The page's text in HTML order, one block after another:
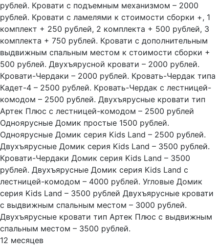
рублей. Кровати с подъемным механизмом – 2000
рублей. Кровати с ламелями к стоимости сборки +, 1
комплект + 250 рублей, 2 комплекта + 500 рублей, 3
комплекта + 750 рублей. Кровати с дополнительным
выдвижным спальным местом к стоимости сборки +
500 рублей. Двухъярусной кровати – 2000 рублей.
Кровати-Чердаки – 2000 рублей. Кровать-Чердак типа
Кадет-4 – 2500 рублей. Кровать-Чердак с лестницей-
комодом – 2500 рублей. Двухъярусные кровати тип
Артек Плюс с лестницей-комодом – 2500 рублей
Одноярусные Домик простые 1500 рублей.
Одноярусные Домик серия Kids Land – 2500 рублей.
Двухъярусные Домик серия Kids Land – 3500 рублей.
Кровати-Чердаки Домик серия Kids Land – 3500
рублей. Двухъярусные Домик серия Kids Land с
лестницей-комодом – 4000 рублей. Угловые Домик
серия Kids Land – 3500 рублей Двухъярусные кровати
с выдвижным спальным местом – 3000 рублей.
Двухъярусные кровати тип Артек Плюс с выдвижным
спальным местом – 3500 рублей.
12 месяцев